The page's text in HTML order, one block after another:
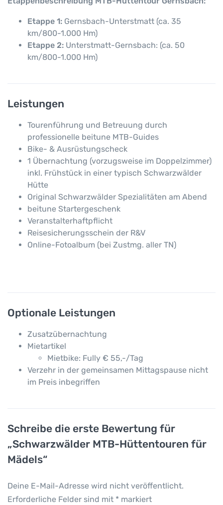
Etappe 1: Gernsbach-Unterstmatt (ca. 35
km/800-1.000 Hm)
Etappe 2: Unterstmatt-Gernsbach: (ca. 50
km/800-1.000 Hm)
Leistungen
Tourenführung und Betreuung durch
professionelle beitune MTB-Guides
Bike- & Ausrüstungscheck
1 Übernachtung (vorzugsweise im Doppelzimmer)
inkl. Frühstück in einer typisch Schwarzwälder
Hütte
Original Schwarzwälder Spezialitäten am Abend
beitune Startergeschenk
Veranstalterhaftpflicht
Reisesicherungsschein der R&V
Online-Fotoalbum (bei Zustmg. aller TN)
Optionale Leistungen
Zusatzübernachtung
Mietartikel
Mietbike: Fully € 55,-/Tag
Verzehr in der gemeinsamen Mittagspause nicht
im Preis inbegriffen
Schreibe die erste Bewertung für
„Schwarzwälder MTB-Hüttentouren für
Mädels“
Deine E-Mail-Adresse wird nicht veröffentlicht.
Erforderliche Felder sind mit * markiert